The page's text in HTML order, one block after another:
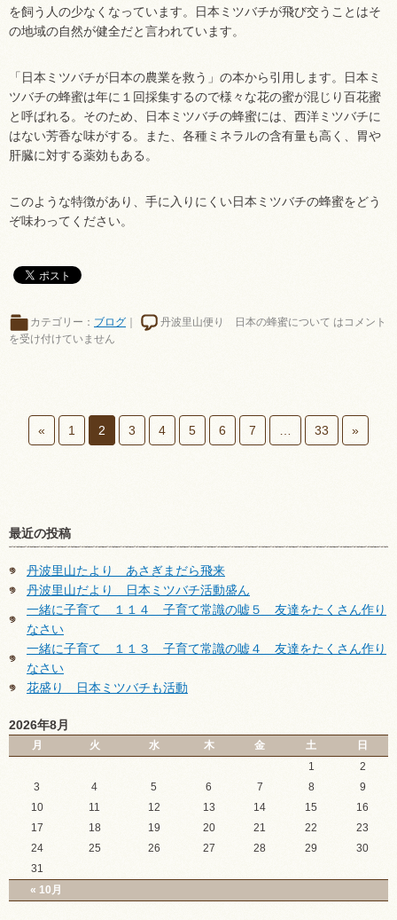
を飼う人の少なくなっています。日本ミツバチが飛び交うことはそ
の地域の自然が健全だと言われています。
「日本ミツバチが日本の農業を救う」の本から引用します。日本ミ
ツバチの蜂蜜は年に１回採集するので様々な花の蜜が混じり百花蜜
と呼ばれる。そのため、日本ミツバチの蜂蜜には、西洋ミツバチに
はない芳香な味がする。また、各種ミネラルの含有量も高く、胃や
肝臓に対する薬効もある。
このような特徴があり、手に入りにくい日本ミツバチの蜂蜜をどう
ぞ味わってください。
カテゴリー： ブログ 丹波里山便り 日本の蜂蜜について は コメント
を受け付けていません
« 1 2 3 4 5 6 7 33 »
最近の投稿
丹波里山たより あさぎまだら飛来
丹波里山だより 日本ミツバチ活動盛ん
一緒に子育て １１４ 子育て常識の嘘５ 友達をたくさん作り
なさい
一緒に子育て １１３ 子育て常識の嘘４ 友達をたくさん作り
なさい
花盛り 日本ミツバチも活動
2026年8月
月 火 水 木 金 土 日
« 10月
1
2
3
4 5 6 7 8
9
10
11 12 13 14 15
16
17
18 19 20 21 22
23
24
25 26 27 28 29
30
31